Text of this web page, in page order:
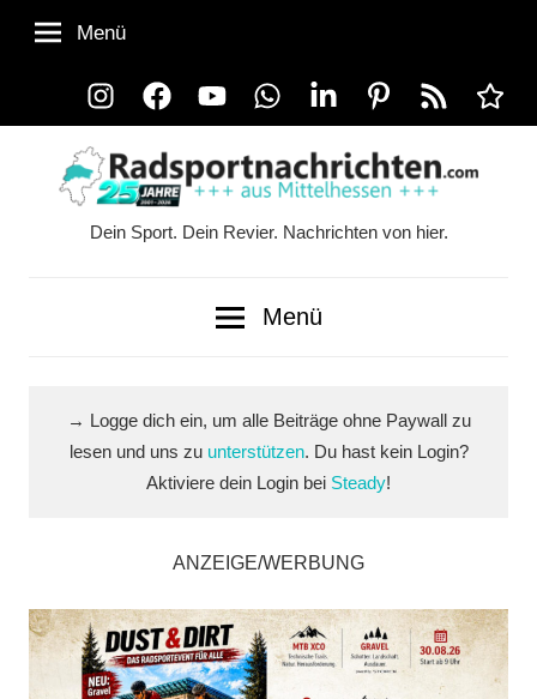
Inhalt
InstagramFacebookYouTubeWhatsAppLinkedInPinterestRSS-
Feed
Alle
Menü
Dein Sport. Dein Revier. Nachrichten von hier.
Menü
→ Logge dich ein, um alle Beiträge ohne Paywall zu
lesen und uns zu unterstützen. Du hast kein Login?
Aktiviere dein Login bei Steady!
ANZEIGE/WERBUNG